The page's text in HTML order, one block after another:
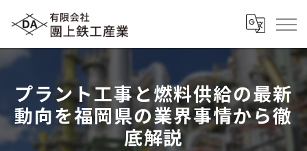
プラント工事と燃料供給の最新
動向を福岡県の業界事情から徹
底解説